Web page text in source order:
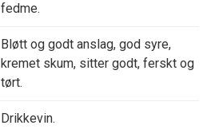
fedme.
Bløtt og godt anslag, god syre,
kremet skum, sitter godt, ferskt og
tørt.
Drikkevin.